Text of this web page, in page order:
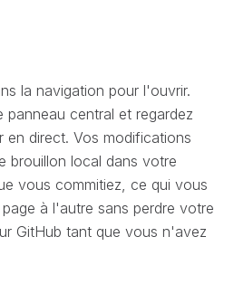
la navigation pour l'ouvrir.
panneau central et regardez
en direct. Vos modifications
brouillon local dans votre
vous commitiez, ce qui vous
à l'autre sans perdre votre
GitHub tant que vous n'avez